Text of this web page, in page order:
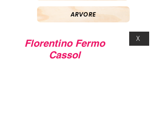
ARVORE
Florentino Fermo
Cassol
X